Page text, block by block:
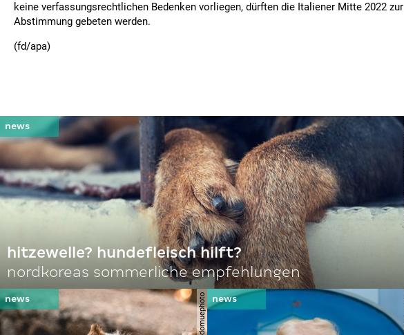
keine verfassungsrechtlichen Bedenken vorliegen, dürften die Italiener Mitte 2022 zur
Abstimmung gebeten werden.
(fd/apa)
hitzewelle? hundefleisch hilft?
nordkoreas sommerliche empfehlungen